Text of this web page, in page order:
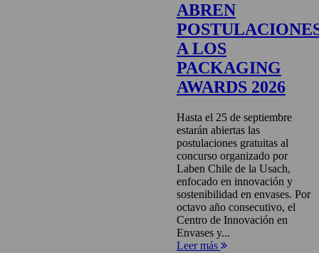
ABREN
A LOS
PACKAGING
AWARDS 2026
Hasta el 25 de septiembre
estarán abiertas las
postulaciones gratuitas al
concurso organizado por
Laben Chile de la Usach,
enfocado en innovación y
sostenibilidad en envases. Por
octavo año consecutivo, el
Centro de Innovación en
Envases y...
Leer más